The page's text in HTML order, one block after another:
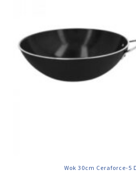
Wok 30cm Ceraforce-5